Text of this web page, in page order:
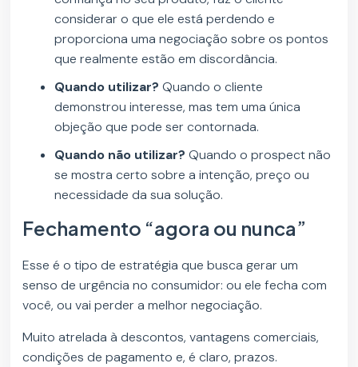
considerar o que ele está perdendo e
proporciona uma negociação sobre os pontos
que realmente estão em discordância.
Quando utilizar?Quando o cliente
demonstrou interesse, mas tem uma única
objeção que pode ser contornada.
Quando não utilizar? Quando o prospect não
se mostra certo sobre a intenção, preço ou
necessidade da sua solução.
Fechamento “agora ou nunca”
Esse é o tipo de estratégia que busca gerar um
senso de urgência no consumidor: ou ele fecha com
você, ou vai perder a melhor negociação.
Muito atrelada à descontos, vantagens comerciais,
condições de pagamento e, é claro, prazos.